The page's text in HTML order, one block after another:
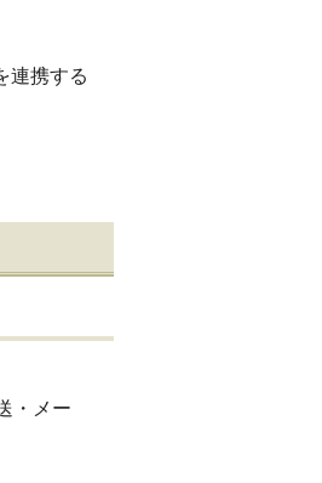
連携する
・メー